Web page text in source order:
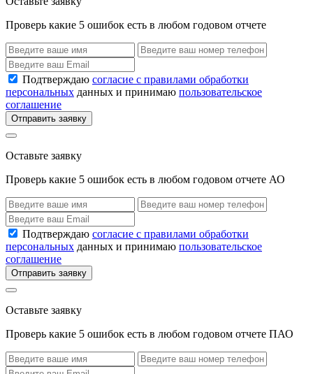
Проверь какие 5 ошибок есть в любом годовом отчете
Подтверждаю согласие с правилами обработки
персональных данных и принимаю пользовательское
соглашение
Отправить заявку
Оставьте заявку
Проверь какие 5 ошибок есть в любом годовом отчете АО
Подтверждаю согласие с правилами обработки
персональных данных и принимаю пользовательское
соглашение
Отправить заявку
Оставьте заявку
Проверь какие 5 ошибок есть в любом годовом отчете ПАО